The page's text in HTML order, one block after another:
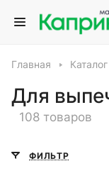
Главная Каталог
Для
108 товаров
ФИЛЬТР